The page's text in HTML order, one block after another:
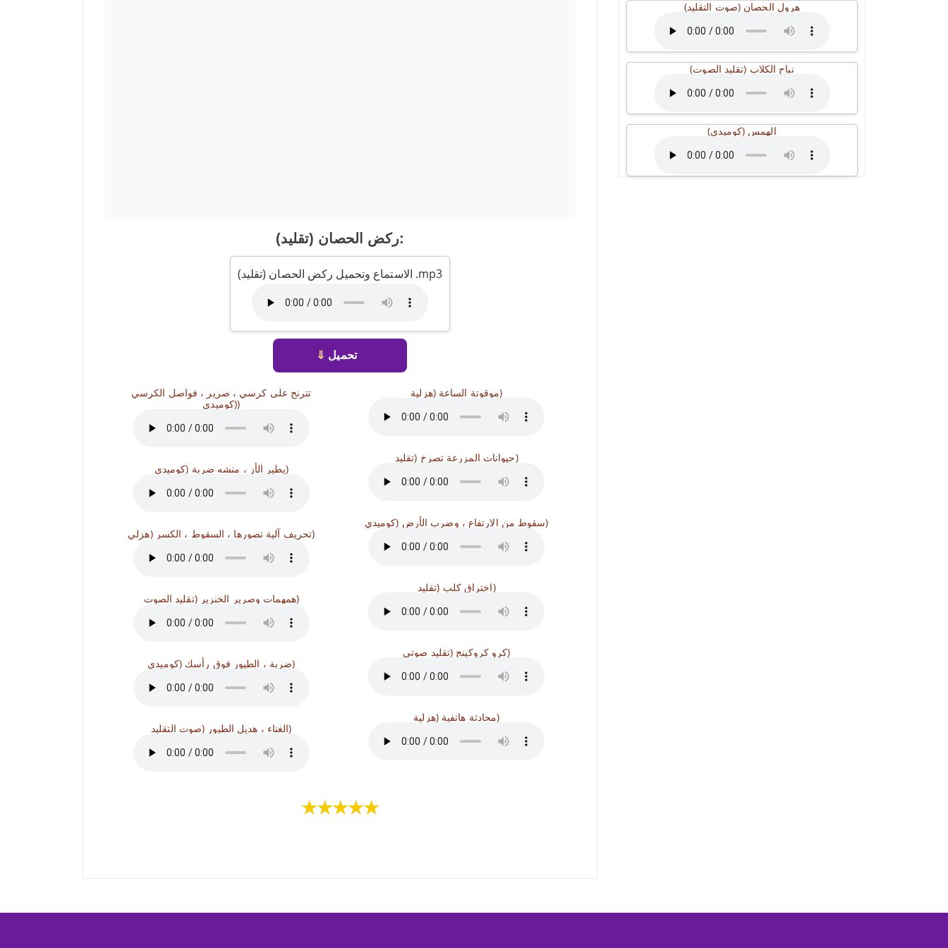
ركض الحصان (تقليد):
الاستماع وتحميل ركض الحصان (تقليد) .mp3
⇓ تحميل
تترنح على كرسي ، صرير ، فواصل الكرسي
(كوميدي)
يطير الأز ، منشه ضربة (كوميدي)
تحريف آلية تصورها ، السقوط ، الكسر (هزلي)
همهمات وصرير الخنزير (تقليد الصوت)
ضربة ، الطيور فوق رأسك (كوميدي)
الغناء ، هديل الطيور (صوت التقليد)
موقوتة الساعة (هزلية)
حيوانات المزرعة تصرخ (تقليد)
سقوط من الارتفاع ، وضرب الأرض (كوميدي)
اختراق كلب (تقليد)
كرو كروكينج (تقليد صوتي)
محادثة هاتفية (هزلية)
★★★★★
هرول الحصان (صوت التقليد)
نباح الكلاب (تقليد الصوت)
الهمس (كوميدي)